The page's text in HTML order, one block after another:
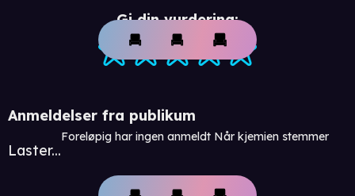
Gi din vurdering:
Anmeldelser fra publikum
Laster...
Foreløpig har ingen anmeldt Når kjemien stemmer